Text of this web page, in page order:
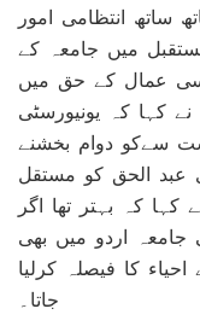
ساتھ انتظامی امور
میں جامعہ کے
عمال کے حق میں
کہا کہ یونیورسٹی
سےکو دوام بخشنے
عبد الحق کو مستقل
کہ بہتر تھا اگر
اردو میں بھی
کا فیصلہ کرلیا
جاتا۔